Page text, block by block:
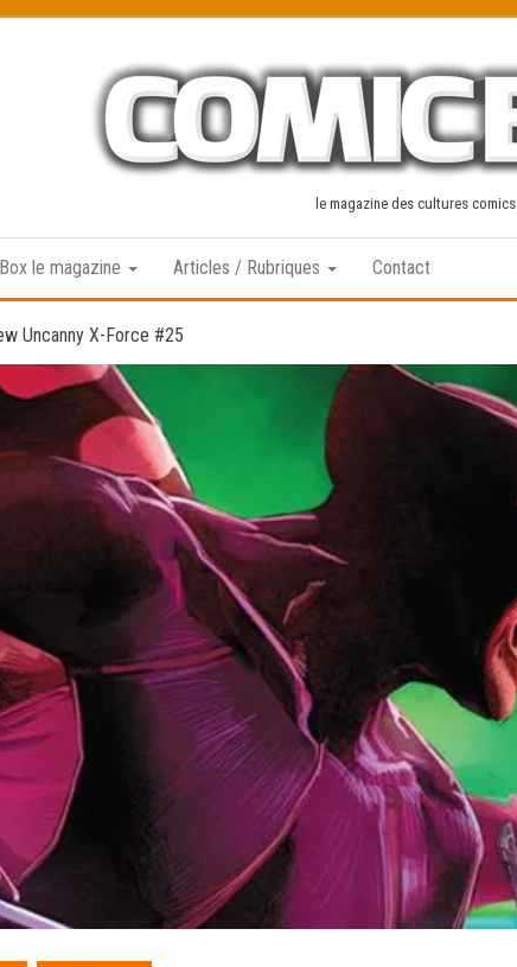
le magazine des cultures comics
le magazine Articles / Rubriques Contact
Uncanny X-Force #25